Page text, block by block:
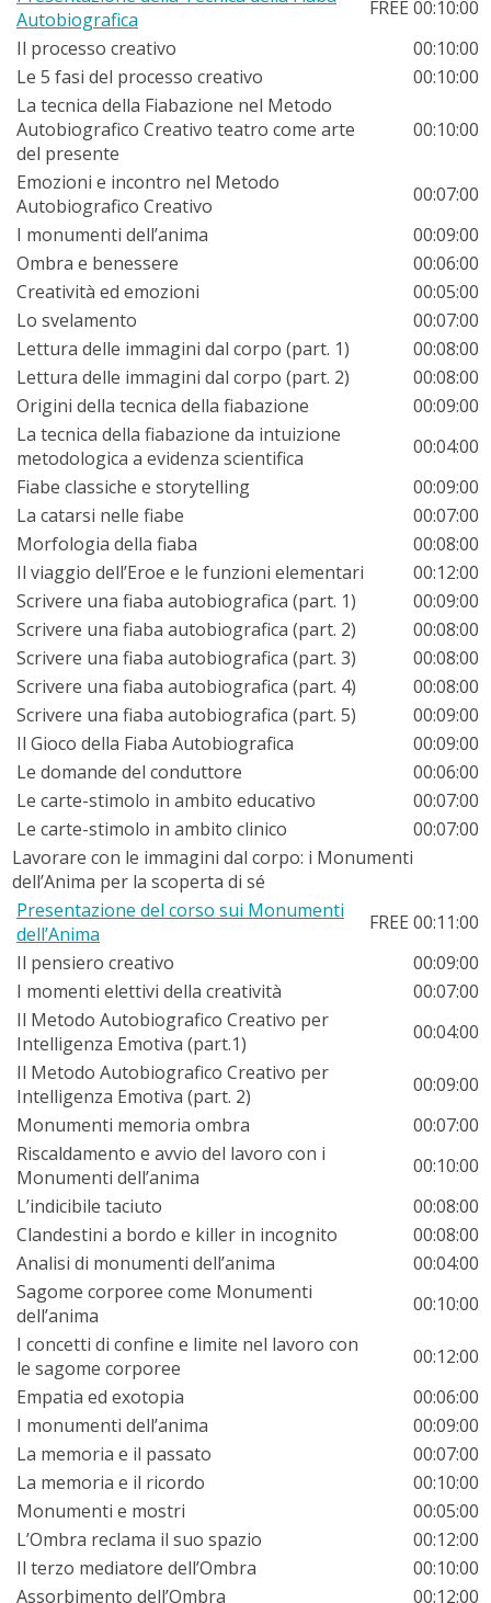
Autobiografica
FREE 00:10:00
Il processo creativo
00:10:00
Le 5 fasi del processo creativo
00:10:00
La tecnica della Fiabazione nel Metodo
Autobiografico Creativo teatro come arte
del presente
00:10:00
Emozioni e incontro nel Metodo
Autobiografico Creativo
00:07:00
I monumenti dell’anima
00:09:00
Ombra e benessere
00:06:00
Creatività ed emozioni
00:05:00
Lo svelamento
00:07:00
Lettura delle immagini dal corpo (part. 1)
00:08:00
Lettura delle immagini dal corpo (part. 2)
00:08:00
Origini della tecnica della fiabazione
00:09:00
La tecnica della fiabazione da intuizione
metodologica a evidenza scientifica
00:04:00
Fiabe classiche e storytelling
00:09:00
La catarsi nelle fiabe
00:07:00
Morfologia della fiaba
00:08:00
Il viaggio dell’Eroe e le funzioni elementari
00:12:00
Scrivere una fiaba autobiografica (part. 1)
00:09:00
Scrivere una fiaba autobiografica (part. 2)
00:08:00
Scrivere una fiaba autobiografica (part. 3)
00:08:00
Scrivere una fiaba autobiografica (part. 4)
00:08:00
Scrivere una fiaba autobiografica (part. 5)
00:09:00
Il Gioco della Fiaba Autobiografica
00:09:00
Le domande del conduttore
00:06:00
Le carte-stimolo in ambito educativo
00:07:00
Le carte-stimolo in ambito clinico
00:07:00
Lavorare con le immagini dal corpo: i Monumenti
dell’Anima per la scoperta di sé
Presentazione del corso sui Monumenti
dell’Anima
FREE 00:11:00
Il pensiero creativo
00:09:00
I momenti elettivi della creatività
00:07:00
Il Metodo Autobiografico Creativo per
Intelligenza Emotiva (part.1)
00:04:00
Il Metodo Autobiografico Creativo per
Intelligenza Emotiva (part. 2)
00:09:00
Monumenti memoria ombra
00:07:00
Riscaldamento e avvio del lavoro con i
Monumenti dell’anima
00:10:00
L’indicibile taciuto
00:08:00
Clandestini a bordo e killer in incognito
00:08:00
Analisi di monumenti dell’anima
00:04:00
Sagome corporee come Monumenti
dell’anima
00:10:00
I concetti di confine e limite nel lavoro con
le sagome corporee
00:12:00
Empatia ed exotopia
00:06:00
I monumenti dell’anima
00:09:00
La memoria e il passato
00:07:00
La memoria e il ricordo
00:10:00
Monumenti e mostri
00:05:00
L’Ombra reclama il suo spazio
00:12:00
Il terzo mediatore dell’Ombra
00:10:00
Assorbimento dell’Ombra
00:12:00